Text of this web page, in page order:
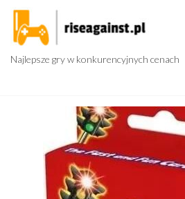
Przejdź
treści
Najlepsze gry w konkurencyjnych cenach